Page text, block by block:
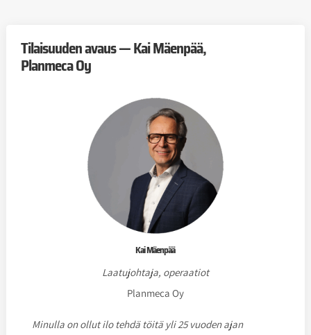
Tilaisuuden avaus — Kai Mäenpää,
Planmeca Oy
Kai Mäenpää
Laatujohtaja, operaatiot
Planmeca Oy
Minulla on ollut ilo tehdä töitä yli 25 vuoden ajan